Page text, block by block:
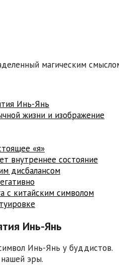
магическим
Инь-Янь
жизни и изображение
«я»
внутреннее состояние
дисбалансом
с китайским символом
Инь-Янь
Инь-Янь у буддистов.
эры.